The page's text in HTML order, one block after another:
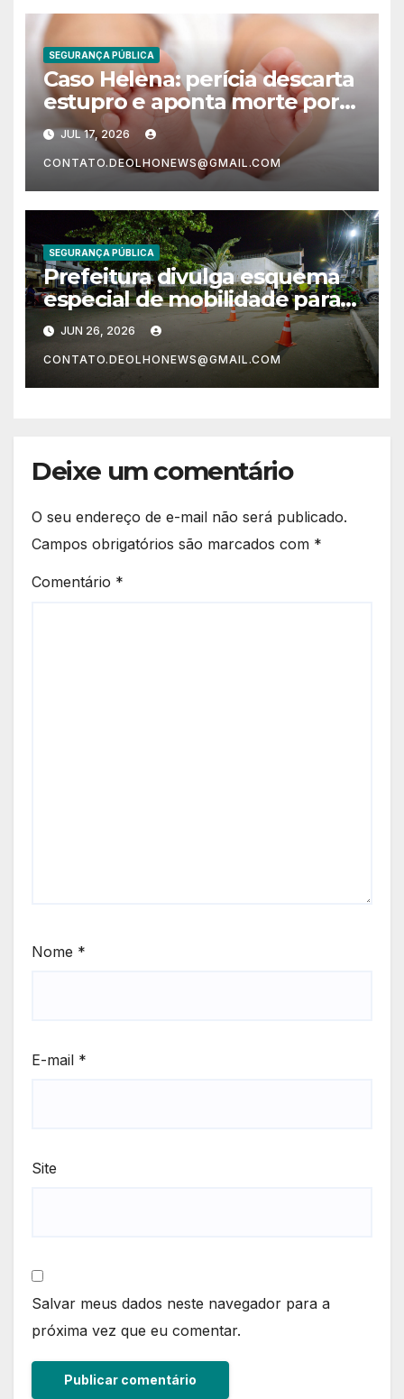
SEGURANÇA PÚBLICA
Caso Helena: perícia descarta
estupro e aponta morte por
asfixia; investigação continua
JUL 17, 2026
CONTATO.DEOLHONEWS@GMAIL.COM
SEGURANÇA PÚBLICA
Prefeitura divulga esquema
especial de mobilidade para o
Pedrão de Lauro 2026
JUN 26, 2026
CONTATO.DEOLHONEWS@GMAIL.COM
Deixe um comentário
O seu endereço de e-mail não será publicado.
Campos obrigatórios são marcados com *
Comentário *
Nome *
E-mail *
Site
Salvar meus dados neste navegador para a
próxima vez que eu comentar.